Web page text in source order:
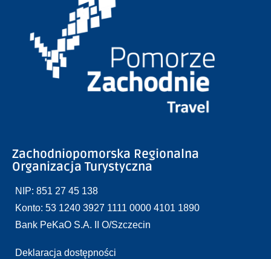
Zachodniopomorska Regionalna
Organizacja Turystyczna
NIP: 851 27 45 138
Konto: 53 1240 3927 1111 0000 4101 1890
Bank PeKaO S.A. II O/Szczecin
Deklaracja dostępności